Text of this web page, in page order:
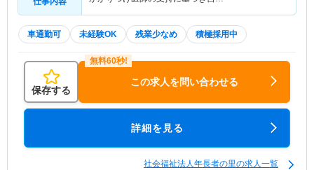
車通勤可 未経験OK 残業少なめ 積極採用中
保存する
この求人を問い合わせる
詳細を見る
社会福祉法人年長者の里の求人一覧